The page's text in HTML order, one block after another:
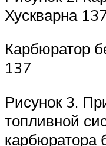
Хускварна
Карбюратор
137
Рисунок 3.
топливной
карбюратора